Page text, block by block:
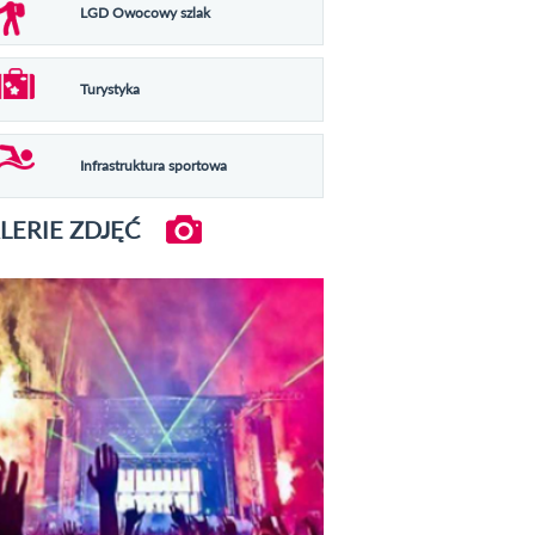
LGD Owocowy szlak
Turystyka
Infrastruktura sportowa
ZDJĘĆ